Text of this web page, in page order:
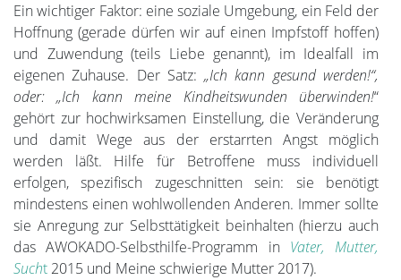
Ein wichtiger Faktor: eine soziale Umgebung, ein Feld der
Hoffnung (gerade dürfen wir auf einen Impfstoff hoffen)
und Zuwendung (teils Liebe genannt), im Idealfall im
eigenen Zuhause. Der Satz:„Ich kann gesund werden!“,
oder: „Ich kann meine Kindheitswunden überwinden!“
gehört zur hochwirksamen Einstellung, die Veränderung
und damit Wege aus der erstarrten Angst möglich
werden läßt. Hilfe für Betroffene muss individuell
erfolgen, spezifisch zugeschnitten sein: sie benötigt
mindestens einen wohlwollenden Anderen. Immer sollte
sie Anregung zur Selbsttätigkeit beinhalten (hierzu auch
das AWOKADO-Selbsthilfe-Programm in Vater, Mutter,
Sucht 2015 und Meine schwierige Mutter 2017).